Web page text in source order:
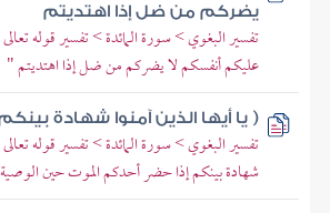
يضركم من ضل إذا اهتديتم
تفسير البغوي > سورة المائدة > تفسير قوله تعالى
عليكم أنفسكم لا يضركم من ضل إذا اهتديتم "
( يا أيها الذين آمنوا شهادة
تفسير البغوي > سورة المائدة > تفسير قوله تعالى
شهادة بينكم إذا حضر أحدكم الموت حين